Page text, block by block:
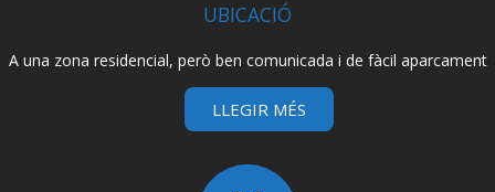
UBICACIÓ
A una zona residencial, però ben comunicada i de fàcil aparcament
LLEGIR MÉS